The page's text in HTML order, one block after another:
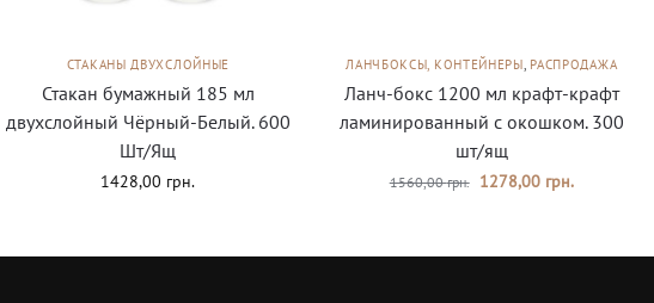
СТАКАНЫ ДВУХСЛОЙНЫЕ
Стакан бумажный 185 мл
двухслойный Чёрный-Белый. 600
Шт/Ящ
1428,00 грн.
ЛАНЧБОКСЫ, КОНТЕЙНЕРЫ, РАСПРОДАЖА
Ланч-бокс 1200 мл крафт-крафт
ламинированный с окошком. 300
шт/ящ
1560,00грн. 1278,00 грн.